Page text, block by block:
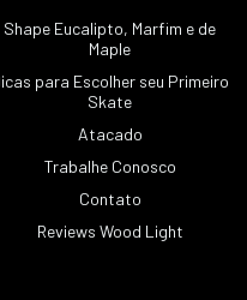
Shape Eucalipto, Marfim e de
Maple
para Escolher seu Primeiro
Skate
Atacado
Trabalhe Conosco
Contato
Reviews Wood Light